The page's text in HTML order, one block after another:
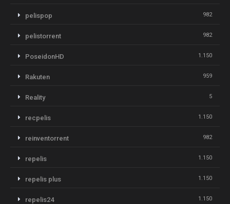
pelispop 982
pelistorrent 982
PoseidonHD 1.150
Rakuten 959
Reality 5
recpelis 1.150
reinventorrent 982
repelis 1.150
repelis plus 1.150
repelis24 1.150